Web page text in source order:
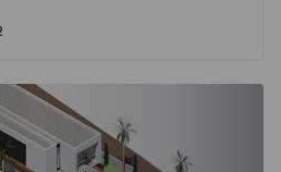
(Madeira), Fajã da Ovelha -